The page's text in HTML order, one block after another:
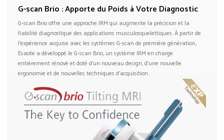
G-scan Brio : Apporte du Poids à Votre Diagnostic
G-scan Brio offre une approche IRM qui augmente la précision et la
fiabilité diagnostique des applications musculosquelettiques. À partir de
l’expérience acquise avec les systèmes G-scan de première génération,
Esaote a développé le G-scan Brio, un système IRM en charge
entièrement rénové et doté d’un nouveau design, d’une nouvelle
ergonomie et de nouvelles techniques d’acquisition.